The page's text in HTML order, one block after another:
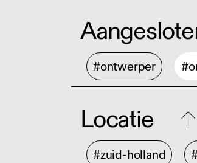
#ontwerper
Locatie
#zuid-holland